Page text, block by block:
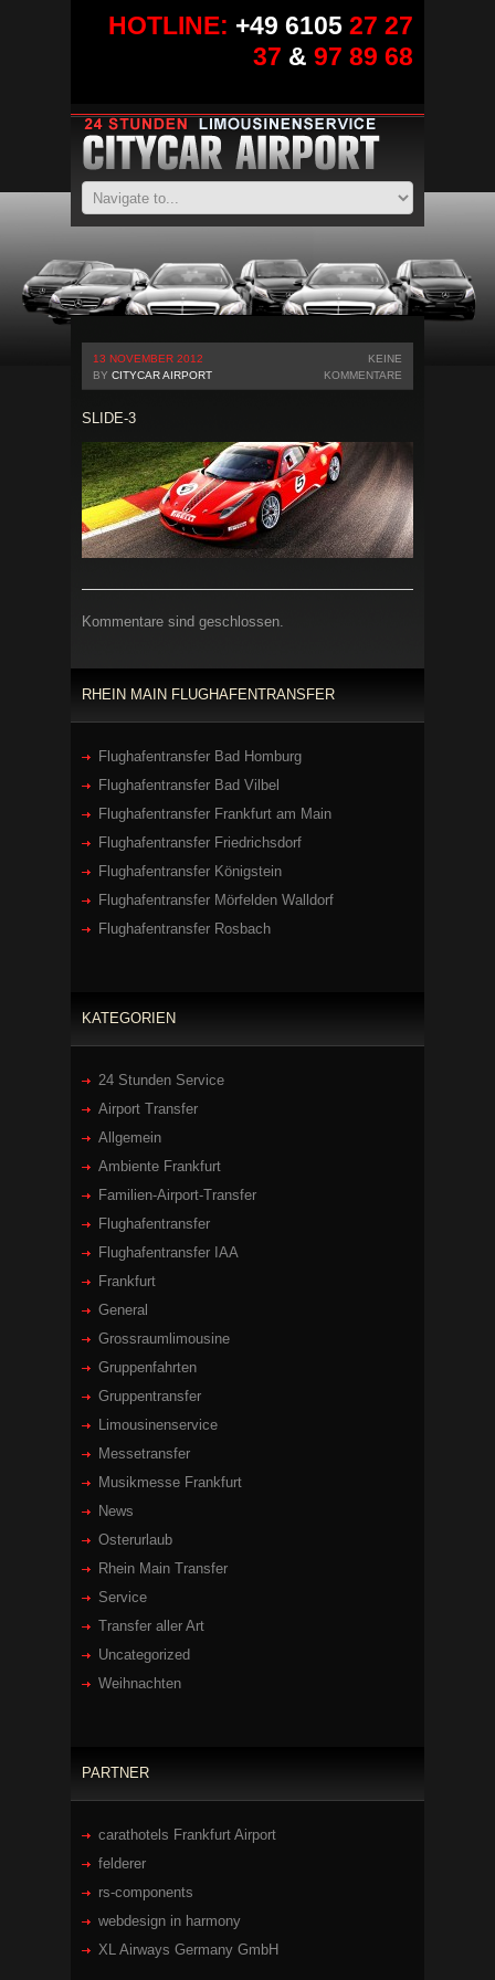
HOTLINE: +49 6105 27 27
37 & 97 89 68
13 NOVEMBER 2012
BY CITYCAR AIRPORT
KEINE
KOMMENTARE
SLIDE-3
Kommentare sind geschlossen.
RHEIN MAIN FLUGHAFENTRANSFER
Flughafentransfer Bad Homburg
Flughafentransfer Bad Vilbel
Flughafentransfer Frankfurt am Main
Flughafentransfer Friedrichsdorf
Flughafentransfer Königstein
Flughafentransfer Mörfelden Walldorf
Flughafentransfer Rosbach
KATEGORIEN
24 Stunden Service
Airport Transfer
Allgemein
Ambiente Frankfurt
Familien-Airport-Transfer
Flughafentransfer
Flughafentransfer IAA
Frankfurt
General
Grossraumlimousine
Gruppenfahrten
Gruppentransfer
Limousinenservice
Messetransfer
Musikmesse Frankfurt
News
Osterurlaub
Rhein Main Transfer
Service
Transfer aller Art
Uncategorized
Weihnachten
PARTNER
carathotels Frankfurt Airport
felderer
rs-components
webdesign in harmony
XL Airways Germany GmbH